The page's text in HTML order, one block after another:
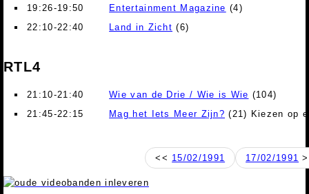
19:26-19:50
Entertainment Magazine (4)
22:10-22:40
Land in Zicht (6)
RTL4
21:10-21:40 Wie van de Drie / Wie is Wie (104)
21:45-22:15
Mag het Iets Meer Zijn? (21) Kiezen op
<< 15/02/1991 17/02/1991